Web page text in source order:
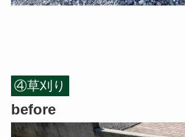
④草刈り
before